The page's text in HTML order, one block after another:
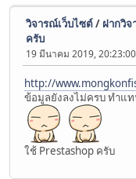
วิจารณ์เว็บไซต์/ ฝากวิ
ครับ
19 มีนาคม 2019, 20:23:00
http://
ข้อมูลยังลงไม่ครบ ทำแ
ใช้ Prestashop ครับ